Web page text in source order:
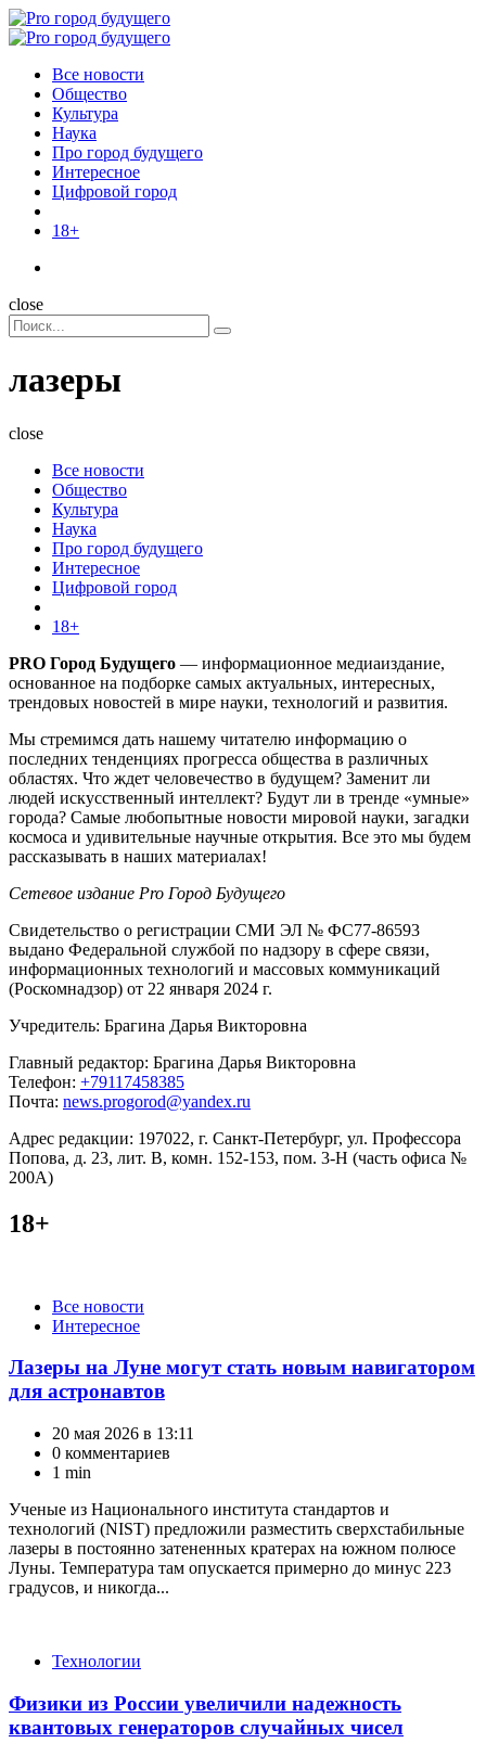
Menu
Поиск
Menu
Pro
Все новости
Общество
Культура
Наука
Про город будущего
Интересное
Цифровой город
18+
Поиск
close
Search
for:
Поиск
лазеры
close
Все новости
Общество
Культура
Наука
Про город будущего
Интересное
Цифровой город
18+
PRO Город Будущего — информационное медиаиздание,
основанное на подборке самых актуальных, интересных,
трендовых новостей в мире науки, технологий и развития.
Мы стремимся дать нашему читателю информацию о
последних тенденциях прогресса общества в различных
областях. Что ждет человечество в будущем? Заменит ли
людей искусственный интеллект? Будут ли в тренде «умные»
города? Самые любопытные новости мировой науки, загадки
космоса и удивительные научные открытия. Все это мы будем
рассказывать в наших материалах!
Сетевое издание Pro Город Будущего
Свидетельство о регистрации СМИ ЭЛ № ФС77-86593
выдано Федеральной службой по надзору в сфере связи,
информационных технологий и массовых коммуникаций
(Роскомнадзор) от 22 января 2024 г.
Учредитель: Брагина Дарья Викторовна
Главный редактор: Брагина Дарья Викторовна
Телефон: +79117458385
Почта: news.progorod@yandex.ru
Адрес редакции: 197022, г. Санкт-Петербург, ул. Профессора
Попова, д. 23, лит. В, комн. 152-153, пом. 3-Н (часть офиса №
200А)
18+
КатегорииВсе новости
Интересное
Лазеры на Луне могут стать новым навигатором
для астронавтов
20 мая 2026 в 13:11
0 комментариев
1 min
Ученые из Национального института стандартов и
технологий (NIST) предложили разместить сверхстабильные
лазеры в постоянно затененных кратерах на южном полюсе
Луны. Температура там опускается примерно до минус 223
градусов, и никогда...
КатегорииТехнологии
Физики из России увеличили надежность
квантовых генераторов случайных чисел